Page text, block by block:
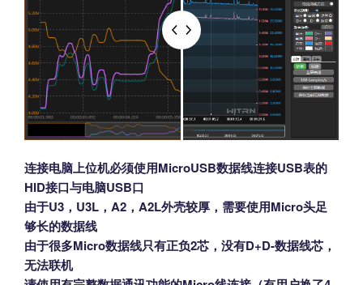
连接电脑上位机必须使用MicroUSB数据线连接USB表的
HID接口与电脑USB口
由于U3，U3L，A2，A2L外壳较厚，需要使用Micro头足
够长的数据线
由于很多Micro数据线只有正负2芯，没有D+D-数据线芯，
无法联机